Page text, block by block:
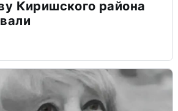
Киришского района